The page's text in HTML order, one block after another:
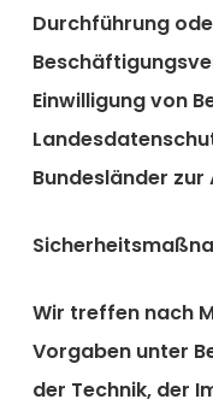
Durchführung
Einwilligung von
Bundesländer
Wir treffen nach
Vorgaben unter
der Technik, der